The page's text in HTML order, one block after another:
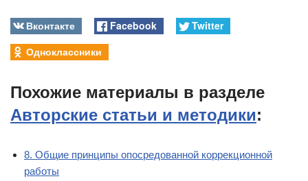
Вконтакте Facebook
Twitter
Одноклассники
Похожие материалы в разделе
Авторские статьи и методики:
8. Общие принципы опосредованной коррекционной
работы